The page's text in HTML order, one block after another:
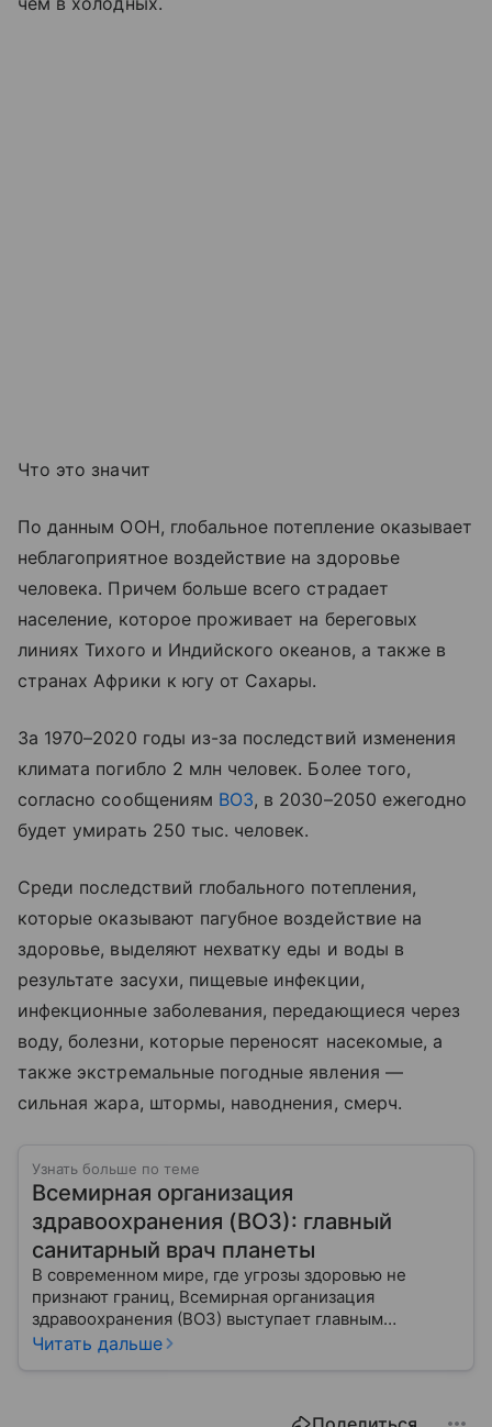
Что это значит
По данным ООН, глобальное потепление оказывает
неблагоприятное воздействие на здоровье
человека. Причем больше всего страдает
население, которое проживает на береговых
линиях Тихого и Индийского океанов, а также в
странах Африки к югу от Сахары.
За 1970–2020 годы из-за последствий изменения
климата погибло 2 млн человек. Более того,
согласно сообщениям ВОЗ, в 2030–2050 ежегодно
будет умирать 250 тыс. человек.
Среди последствий глобального потепления,
которые оказывают пагубное воздействие на
здоровье, выделяют нехватку еды и воды в
результате засухи, пищевые инфекции,
инфекционные заболевания, передающиеся через
воду, болезни, которые переносят насекомые, а
также экстремальные погодные явления —
сильная жара, штормы, наводнения, смерч.
Узнать больше по теме
Всемирная организация
здравоохранения (ВОЗ): главный
санитарный врач планеты
В современном мире, где угрозы здоровью не
признают границ, Всемирная организация
здравоохранения (ВОЗ) выступает главным
координатором глобального здравоохранения. Эта
Читать дальше